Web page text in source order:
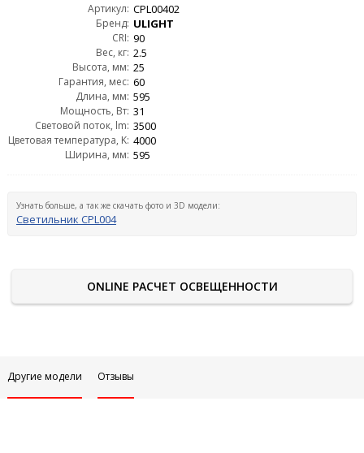
Артикул: CPL00402
Бренд: ULIGHT
CRI: 90
Вес, кг: 2.5
Высота, мм: 25
Гарантия, мес: 60
Длина, мм: 595
Мощность, Вт: 31
Световой поток, lm: 3500
Цветовая температура, K: 4000
Ширина, мм: 595
Узнать больше, а так же скачать фото и 3D модели:
Светильник CPL004
ONLINE РАСЧЕТ ОСВЕЩЕННОСТИ
Другие модели Отзывы